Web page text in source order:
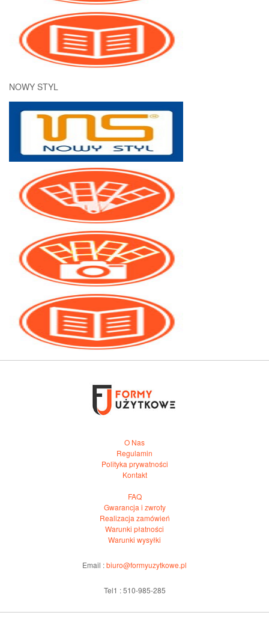
NOWY STYL
O Nas
Regulamin
Polityka prywatności
Kontakt
FAQ
Gwarancja i zwroty
Realizacja zamówień
Warunki płatności
Warunki wysyłki
Email :biuro@formyuzytkowe.pl
Tel1 : 510-985-285